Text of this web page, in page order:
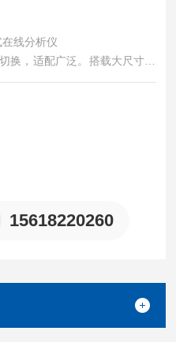
线分析仪
换，适配广泛。搭载大尺寸显
直观。独特的防挂垢洁净设
15618220260